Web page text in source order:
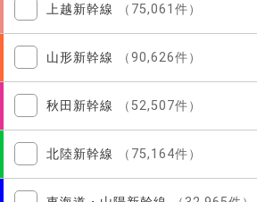
上越新幹線 （75,061件）
山形新幹線 （90,626件）
秋田新幹線 （52,507件）
北陸新幹線 （75,164件）